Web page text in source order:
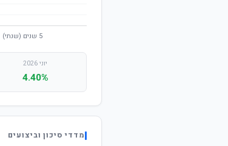
יוני 2026
4.40%
מדדי סיכון וביצועים